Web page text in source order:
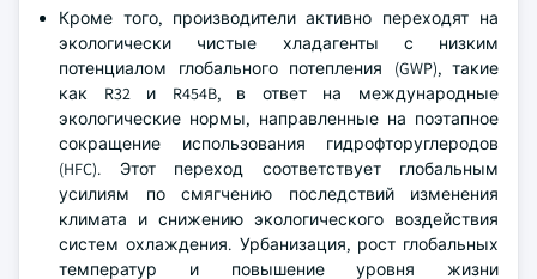
Кроме того, производители активно переходят на
экологически чистые хладагенты с низким
потенциалом глобального потепления (GWP), такие
как R32 и R454B, в ответ на международные
экологические нормы, направленные на поэтапное
сокращение использования гидрофторуглеродов
(HFC). Этот переход соответствует глобальным
усилиям по смягчению последствий изменения
климата и снижению экологического воздействия
систем охлаждения. Урбанизация, рост глобальных
температур и повышение уровня жизни